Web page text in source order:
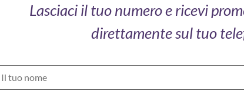
Lasciaci il tuo numero e ricevi
direttamente sul tuo